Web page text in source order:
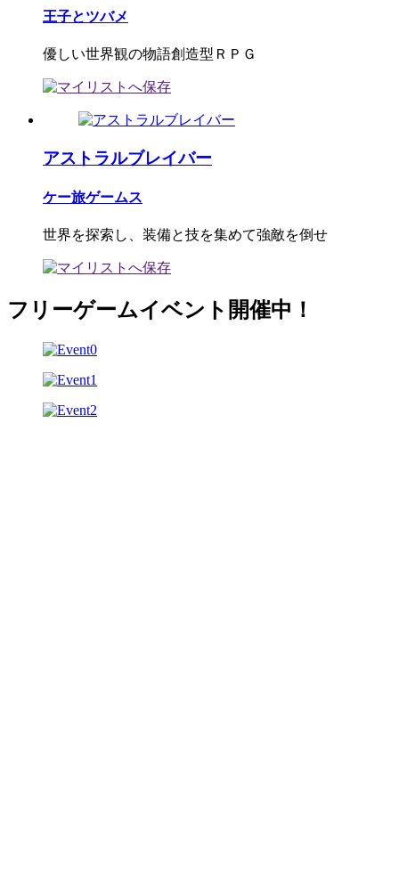
王子とツバメ
優しい世界観の物語創造型ＲＰＧ
アストラルブレイバー
ケー旅ゲームス
世界を探索し、装備と技を集めて強敵を倒せ
フリーゲームイベント開催中！